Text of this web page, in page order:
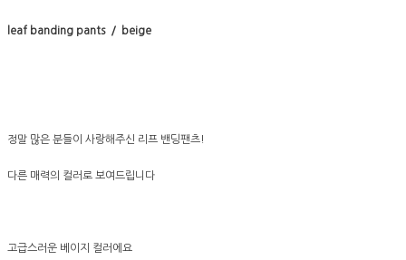
leaf banding pants / beige
정말 많은 분들이 사랑해주신 리프 밴딩팬츠!
다른 매력의 컬러로 보여드립니다
고급스러운 베이지 컬러에요